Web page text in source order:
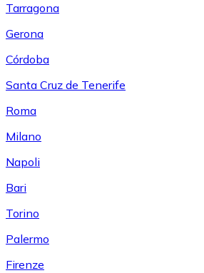
Tarragona
Gerona
Córdoba
Santa Cruz de Tenerife
Roma
Milano
Napoli
Bari
Torino
Palermo
Firenze